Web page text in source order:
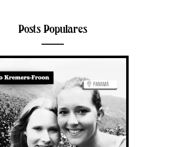
Posts Populares